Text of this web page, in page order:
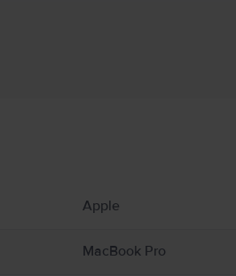
vagy kandallóknak, ahol a hőmérséklet
ot a nedvességtől, párától vagy
kibocsátó alkatrészeket és antennákat
Apple
MacBook Pro